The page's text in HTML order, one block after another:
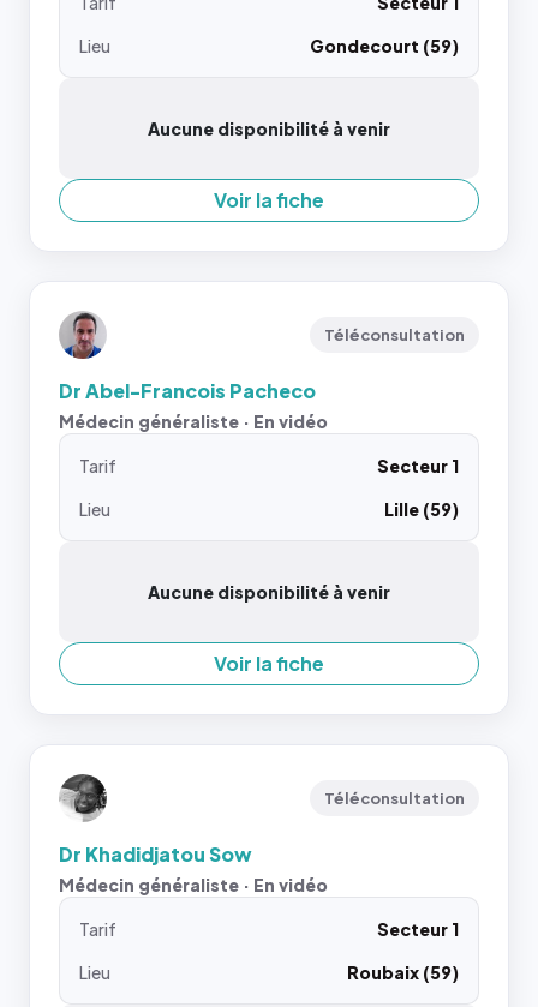
Lieu
Gondecourt (59)
Aucune disponibilité à venir
Voir la fiche
Téléconsultation
Dr Abel-Francois Pacheco
Médecin généraliste · En vidéo
Tarif
Secteur 1
Lieu
Lille (59)
Aucune disponibilité à venir
Voir la fiche
Téléconsultation
Dr Khadidjatou Sow
Médecin généraliste · En vidéo
Tarif
Secteur 1
Lieu
Roubaix (59)